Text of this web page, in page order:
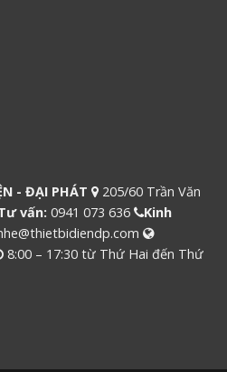
- ĐẠI PHÁT
205/60 Trần Văn
vấn: 0941 073 636
Kinh
8:00 – 17:30 từ Thứ Hai đến Thứ